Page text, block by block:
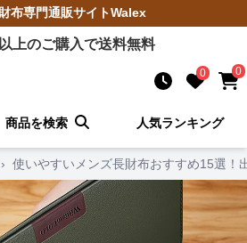
布専門通販サイトWalex
上のご購入で送料無料
0 0
商品を検索 人気ランキング
› 使いやすいメンズ長財布おすすめ15選！